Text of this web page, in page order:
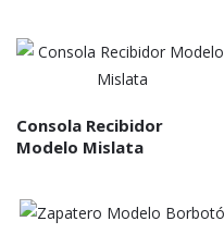
Consola Recibidor
Modelo Mislata